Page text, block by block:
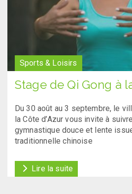
Sports & Loisirs
Stage de Qi Gong à
Du 30 août au 3 septembre, le
la Côte d’Azur vous invite à
gymnastique douce et lente
traditionnelle chinoise
Lire la suite